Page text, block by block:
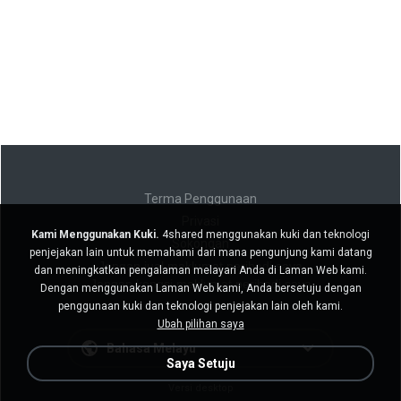
Terma Penggunaan
Jangan jual maklumat peribadi saya
Jangan kongsi maklumat peribadi saya
Bahasa Melayu
Kami Menggunakan Kuki. 4shared menggunakan kuki dan teknologi
penjejakan lain untuk memahami dari mana pengunjung kami datang
dan meningkatkan pengalaman melayari Anda di Laman Web kami.
Dengan menggunakan Laman Web kami, Anda bersetuju dengan
penggunaan kuki dan teknologi penjejakan lain oleh kami.
Ubah pilihan saya
Saya Setuju